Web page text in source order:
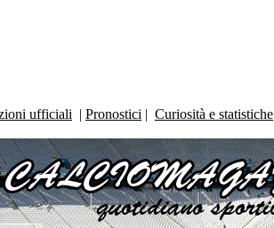
ufficiali | Pronostici | Curiosità e statistiche